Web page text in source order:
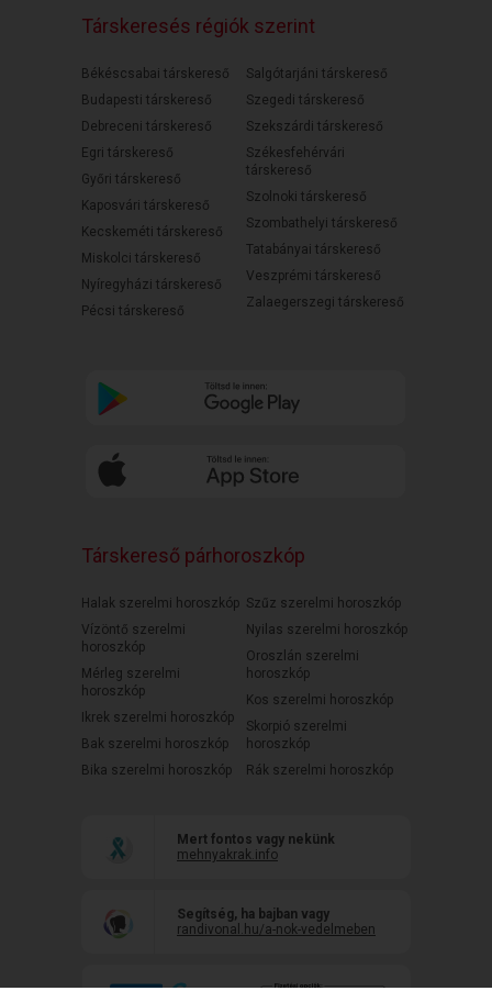
Társkeresés régiók szerint
Békéscsabai társkereső
Budapesti társkereső
Debreceni társkereső
Egri társkereső
Győri társkereső
Kaposvári társkereső
Kecskeméti társkereső
Miskolci társkereső
Nyíregyházi társkereső
Pécsi társkereső
Salgótarjáni társkereső
Szegedi társkereső
Szekszárdi társkereső
Székesfehérvári
társkereső
Szolnoki társkereső
Szombathelyi társkereső
Tatabányai társkereső
Veszprémi társkereső
Zalaegerszegi társkereső
Társkereső párhoroszkóp
Halak szerelmi horoszkóp
Vízöntő szerelmi
horoszkóp
Mérleg szerelmi
horoszkóp
Ikrek szerelmi horoszkóp
Bak szerelmi horoszkóp
Bika szerelmi horoszkóp
Szűz szerelmi horoszkóp
Nyilas szerelmi horoszkóp
Oroszlán szerelmi
horoszkóp
Kos szerelmi horoszkóp
Skorpió szerelmi
horoszkóp
Rák szerelmi horoszkóp
Mert fontos vagy nekünk
mehnyakrak.info
Segítség, ha bajban vagy
randivonal.hu/a-nok-vedelmeben